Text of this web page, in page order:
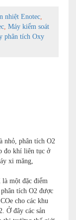
nhiệt Enotec,
, Máy kiểm soát
phân tích Oxy
nhỏ, phân tích O2
đo khí liên tục ở
xi măng,
một đặc điểm
tích O2 được
cho các khu
Ở đây các sản